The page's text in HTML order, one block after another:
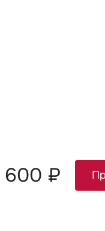
600 ₽